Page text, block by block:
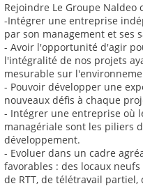
Rejoindre Le Groupe Naldeo
-Intégrer une entreprise
par son management et ses
- Avoir l'opportunité d'agir
l'intégralité de nos projets
mesurable sur
- Pouvoir développer une
nouveaux défis à chaque
- Intégrer une entreprise où
managériale sont les piliers
développement.
- Evoluer dans un cadre
favorables : des locaux
de RTT, de télétravail